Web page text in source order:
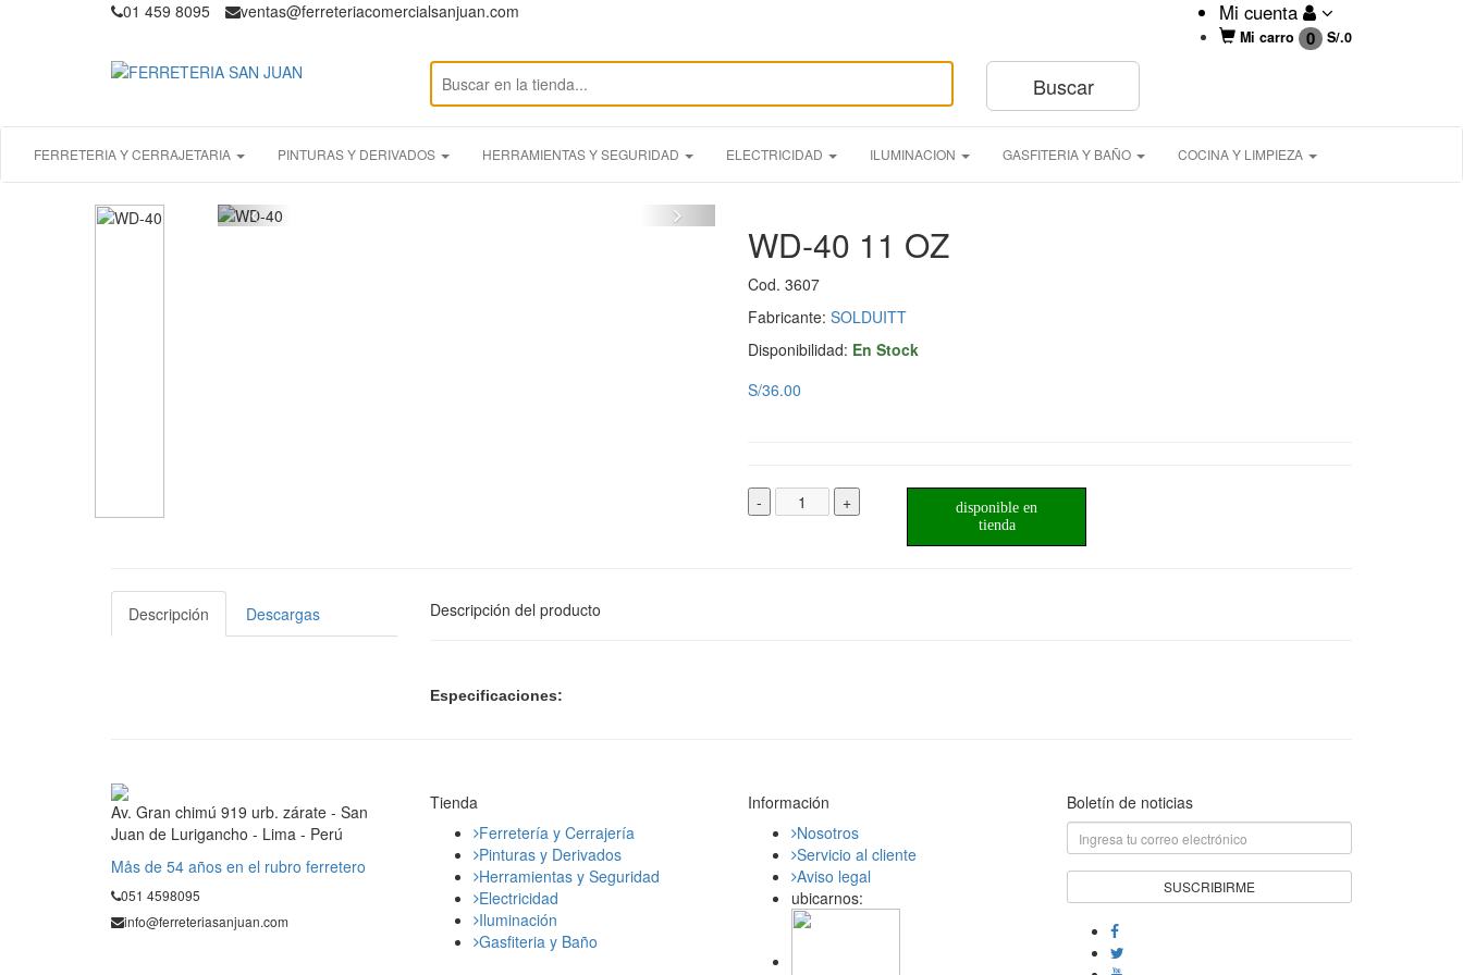
01 459 8095 ventas@ferreteriacomercialsanjuan.com Mi cuenta
Mi carro 0 S/.0
FERRETERIA Y CERRAJETARIA PINTURAS Y DERIVADOS HERRAMIENTAS Y SEGURIDAD ELECTRICIDAD ILUMINACION GASFITERIA Y BAÑO COCINA Y LIMPIEZA
WD-40 11 OZ
Cod. 3607
Fabricante: SOLDUITT
Disponibilidad: En Stock
S/36.00
- +
disponible en
tienda
Descripción Descargas Descripción del producto
Especificaciones:
Av. Gran chimú 919 urb. zárate - San
Juan de Lurigancho - Lima - Perú
Mås de 54 años en el rubro ferretero
051 4598095
info@ferreteriasanjuan.com
Tienda
Ferretería y Cerrajería
Pinturas y Derivados
Herramientas y Seguridad
Electricidad
Iluminación
Gasfiteria y Baño
Información
Nosotros
Servicio al cliente
Aviso legal
ubicarnos:
Boletín de noticias